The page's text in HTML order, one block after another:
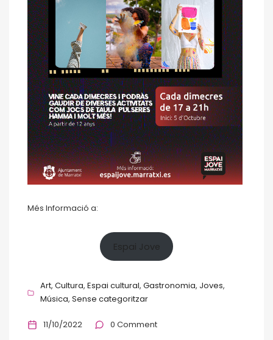
Més Informació a:
Espai Jove
Art Cultura Espai cultural Gastronomia Joves
Música Sense categoritzar
11/10/2022 0 Comment